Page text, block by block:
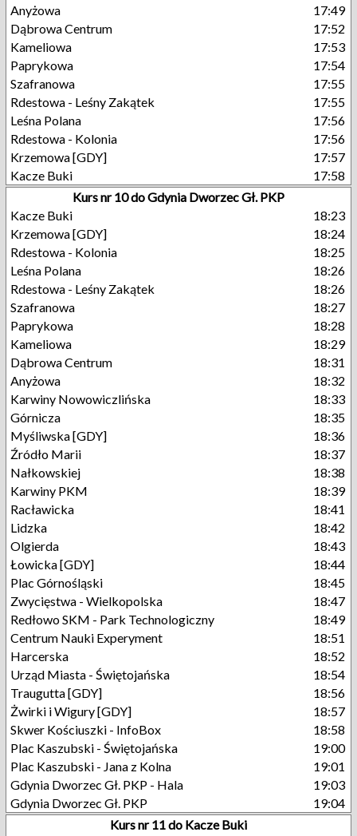
Anyżowa
17:49
Dąbrowa Centrum
17:52
Kameliowa
17:53
Paprykowa
17:54
Szafranowa
17:55
Rdestowa - Leśny Zakątek
17:55
Leśna Polana
17:56
Rdestowa - Kolonia
17:56
Krzemowa [GDY]
17:57
Kacze Buki
17:58
Kurs nr 10 do Gdynia Dworzec Gł. PKP
Kacze Buki
18:23
Krzemowa [GDY]
18:24
Rdestowa - Kolonia
18:25
Leśna Polana
18:26
Rdestowa - Leśny Zakątek
18:26
Szafranowa
18:27
Paprykowa
18:28
Kameliowa
18:29
Dąbrowa Centrum
18:31
Anyżowa
18:32
Karwiny Nowowiczlińska
18:33
Górnicza
18:35
Myśliwska [GDY]
18:36
Źródło Marii
18:37
Nałkowskiej
18:38
Karwiny PKM
18:39
Racławicka
18:41
Lidzka
18:42
Olgierda
18:43
Łowicka [GDY]
18:44
Plac Górnośląski
18:45
Zwycięstwa - Wielkopolska
18:47
Redłowo SKM - Park Technologiczny
18:49
Centrum Nauki Experyment
18:51
Harcerska
18:52
Urząd Miasta - Świętojańska
18:54
Traugutta [GDY]
18:56
Żwirki i Wigury [GDY]
18:57
Skwer Kościuszki - InfoBox
18:58
Plac Kaszubski - Świętojańska
19:00
Plac Kaszubski - Jana z Kolna
19:01
Gdynia Dworzec Gł. PKP - Hala
19:03
Gdynia Dworzec Gł. PKP
19:04
Kurs nr 11 do Kacze Buki